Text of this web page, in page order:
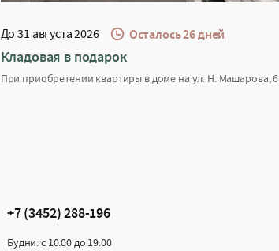
До 31 августа 2026 Осталось 26 дней
Кладовая в подарок
При приобретении квартиры в доме на ул. Н. Машарова, 6
+7 (3452) 288-196
Будни: с 10:00 до 19:00